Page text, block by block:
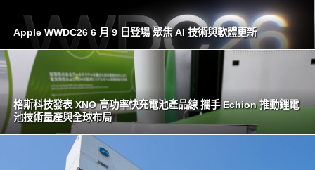
Apple WWDC26 6 月 9 日登場 聚焦 AI 技術與軟體更新
格斯科技發表 XNO 高功率快充電池產品線 攜手 Echion 推動鋰電
池技術量產與全球布局